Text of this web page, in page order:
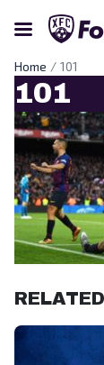
Home 101
101